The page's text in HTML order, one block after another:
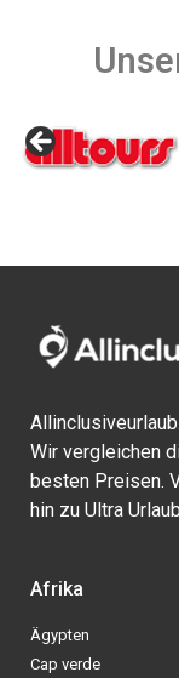
Wir vergleichen
besten Preisen.
hin zu Ultra
Afrika
Ägypten
Cap verde